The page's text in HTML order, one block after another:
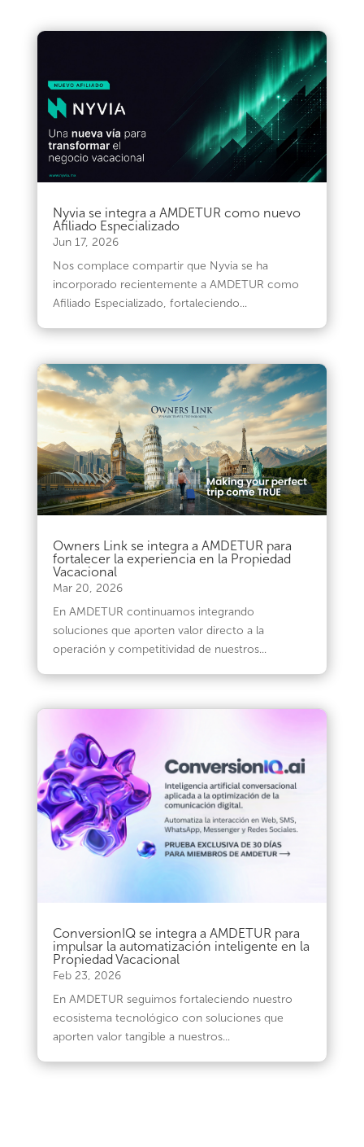
Nyvia se integra a AMDETUR como nuevo
Afiliado Especializado
Jun 17, 2026
Nos complace compartir que Nyvia se ha
incorporado recientemente a AMDETUR como
Afiliado Especializado, fortaleciendo...
Owners Link se integra a AMDETUR para
fortalecer la experiencia en la Propiedad
Vacacional
Mar 20, 2026
En AMDETUR continuamos integrando
soluciones que aporten valor directo a la
operación y competitividad de nuestros...
ConversionIQ se integra a AMDETUR para
impulsar la automatización inteligente en la
Propiedad Vacacional
Feb 23, 2026
En AMDETUR seguimos fortaleciendo nuestro
ecosistema tecnológico con soluciones que
aporten valor tangible a nuestros...